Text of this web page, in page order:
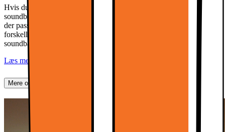
Hvis du ønsker at opgradere din TV-oplevelse, så kan du tilkøbe en
soundbar til dit TV. Klik på linket herunder og se, hvilken soundbar
der passer bedst til dig. Du kan også se vores soundbars i 3
forskellige klasser alt efter, hvor meget du ønsker at bruge din
soundbar til dit TV.
Læs mere
Mere om produktet